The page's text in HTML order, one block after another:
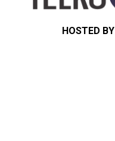
HOSTED BY